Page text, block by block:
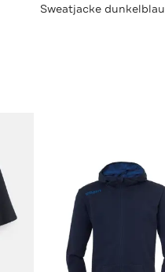
Sweatjacke dunkelblau